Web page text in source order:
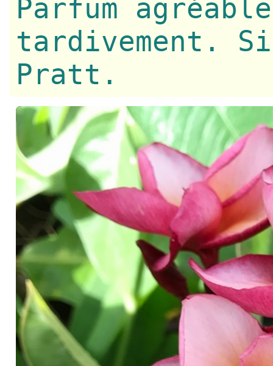
Parfum
tardivement.
Pratt.